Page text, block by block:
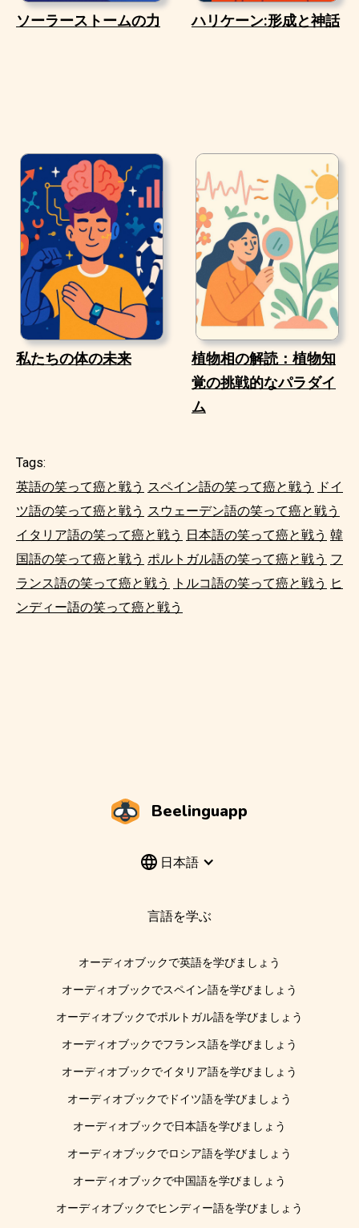
ソーラーストームの力 ハリケーン:形成と神話
私たちの体の未来
植物相の解読：植物知
覚の挑戦的なパラダイ
ム
Tags:
英語の笑って癌と戦う スペイン語の笑って癌と戦う
ドイ
ツ語の笑って癌と戦う スウェーデン語の笑って癌と戦う
イタリア語の笑って癌と戦う 日本語の笑って癌と戦う 韓
国語の笑って癌と戦う ポルトガル語の笑って癌と戦う フ
ランス語の笑って癌と戦う
トルコ語の笑って癌と戦う ヒ
ンディー語の笑って癌と戦う
Beelinguapp
日本語
言語を学ぶ
オーディオブックで英語を学びましょう
オーディオブックでスペイン語を学びましょう
オーディオブックでポルトガル語を学びましょう
オーディオブックでフランス語を学びましょう
オーディオブックでイタリア語を学びましょう
オーディオブックでドイツ語を学びましょう
オーディオブックで日本語を学びましょう
オーディオブックでロシア語を学びましょう
オーディオブックで中国語を学びましょう
オーディオブックでヒンディー語を学びましょう